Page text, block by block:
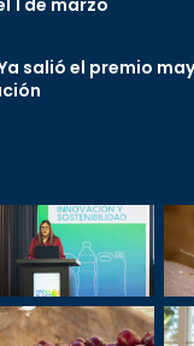
1 de marzo
salió el premio